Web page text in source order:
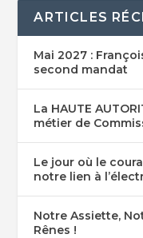
ARTICLES
Mai 2027 :
second mandat
La HAUTE
métier de
Le jour où le
notre lien à
Notre Assiette,
Rênes !